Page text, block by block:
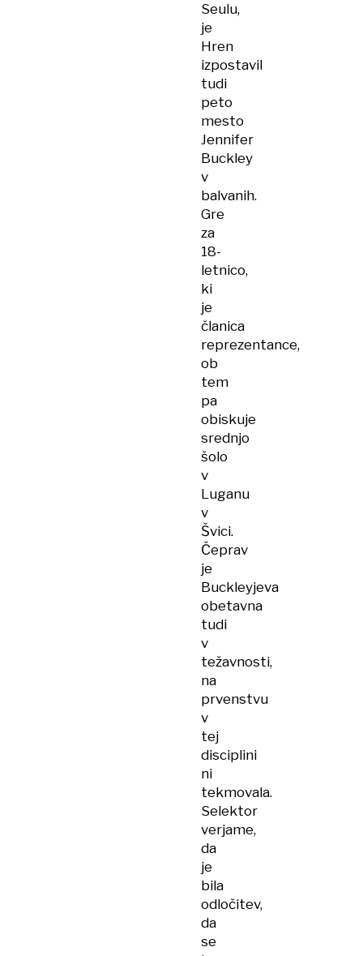
Seulu,
je
Hren
izpostavil
tudi
peto
mesto
Jennifer
Buckley
v
balvanih.
Gre
za
18-
letnico,
ki
je
članica
reprezentance,
ob
tem
pa
obiskuje
srednjo
šolo
v
Luganu
v
Švici.
Čeprav
je
Buckleyjeva
obetavna
tudi
v
težavnosti,
na
prvenstvu
v
tej
disciplini
ni
tekmovala.
Selektor
verjame,
da
je
bila
odločitev,
da
se